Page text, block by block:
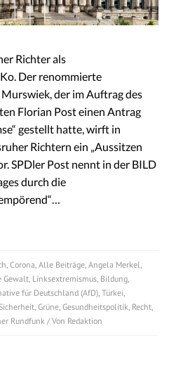
Richter als
Der renommierte
der im Auftrag des
Florian Post einen Antrag
gestellt hatte, wirft in
Richtern ein „Aussitzen
SPDler Post nennt in der BILD
durch die
, Corona, Alle Beiträge, Angela Merkel,
Gewalt, Linksextremismus, Bildung,
für Deutschland (AfD), Türkei,
, Grüne, Gesundheitspolitik, Recht,
Rundfunk / Von Redaktion